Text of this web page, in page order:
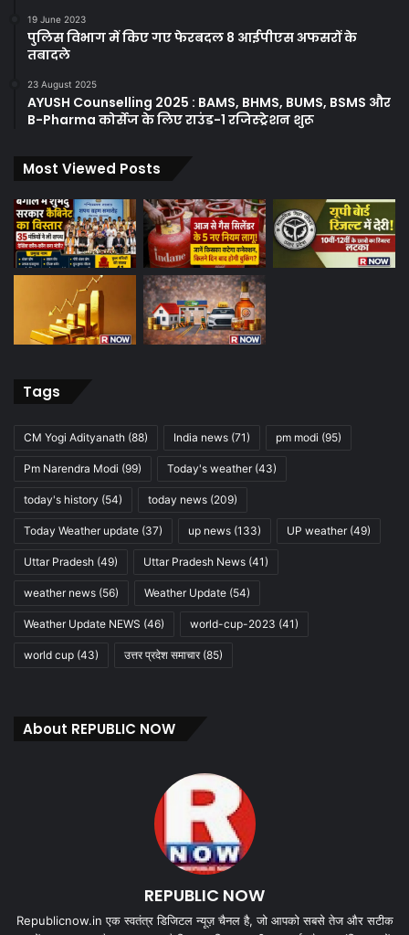
19 June 2023
पुलिस विभाग में किए गए फेरबदल 8 आईपीएस अफसरों के
तबादले
23 August 2025
AYUSH Counselling 2025 : BAMS, BHMS, BUMS, BSMS और
B-Pharma कोर्सेज के लिए राउंड-1 रजिस्ट्रेशन शुरू
Most Viewed Posts
Tags
CM Yogi Adityanath (88) India news (71) pm modi (95)
Pm Narendra Modi (99) Today's weather(43)
today's history (54) today news (209)
Today Weather update (37) up news (133) UP weather(49)
Uttar Pradesh (49) Uttar Pradesh News (41)
weather news (56) Weather Update (54)
Weather Update NEWS (46) world-cup-2023 (41)
world cup (43) उत्तर प्रदेश समाचार(85)
About REPUBLIC NOW
REPUBLIC NOW
Republicnow.in एक स्वतंत्र डिजिटल न्यूज़ चैनल है, जो आपको सबसे तेज और सटीक